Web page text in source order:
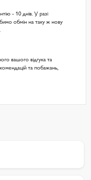
- 10 днів. У разі
обмін на таку ж нову
вашого відгука та
та побажань,